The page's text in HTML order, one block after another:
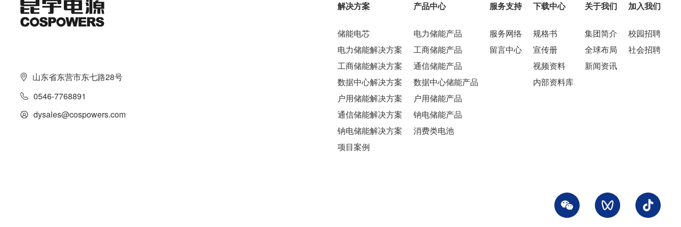
山东省东营市东七路28号
0546-7768891
dysales@cospowers.com
解决方案
储能电芯
电力储能解决方案
工商储能解决方案
数据中心解决方案
户用储能解决方案
通信储能解决方案
钠电储能解决方案
项目案例
产品中心
电力储能产品
工商储能产品
通信储能产品
数据中心储能产品
户用储能产品
钠电储能产品
消费类电池
服务支持
服务网络
留言中心
下载中心
规格书
宣传册
视频资料
内部资料库
关于我们
集团简介
全球布局
新闻资讯
加入我们
校园招聘
社会招聘